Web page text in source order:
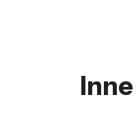
Inne